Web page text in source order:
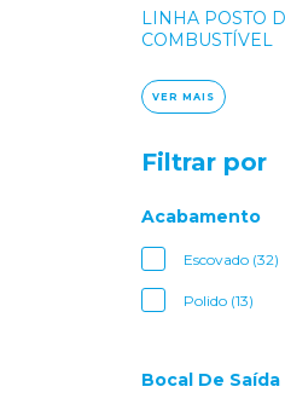
LINHA POSTO
COMBUSTÍVEL
VER MAIS
Filtrar por
Acabamento
Escovado (32)
Polido (13)
Bocal De Saída